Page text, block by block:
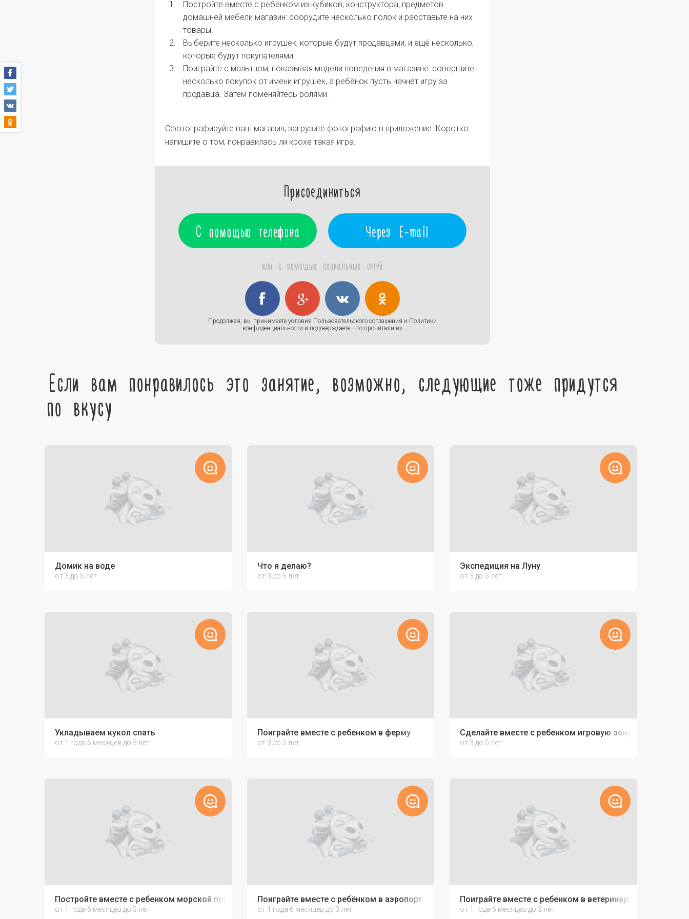
Постройте вместе с ребёнком из кубиков, конструктора, предметов
домашней мебели магазин: соорудите несколько полок и расставьте на них
товары.
Выберите несколько игрушек, которые будут продавцами, и ещё несколько,
которые будут покупателями.
Поиграйте с малышом, показывая модели поведения в магазине: совершите
несколько покупок от имени игрушек, а ребёнок пусть начнёт игру за
продавца. Затем поменяйтесь ролями.
Сфотографируйте ваш магазин, загрузите фотографию в приложение. Коротко
напишите о том, понравилась ли крохе такая игра.
Присоединиться
С помощью телефона Через E-mail
или с помощью социальных сетей
Продолжая, вы принимаете условия Пользовательского соглашения и Политики
конфиденциальности и подтверждаете, что прочитали их
Если вам понравилось это занятие, возможно, следующие тоже придутся
по вкусу
Домик на воде
от 3 до 5 лет
Что я делаю?
от 3 до 5 лет
Экспедиция на Луну
от 3 до 5 лет
Укладываем кукол спать
от 1 года 6 месяцев до 3 лет
Поиграйте вместе с ребенком в ферму
от 3 до 5 лет
Сделайте вместе с ребенком игровую зону "Антарктида"
от 3 до 5 лет
Постройте вместе с ребенком морской порт
от 1 года 6 месяцев до 3 лет
Поиграйте вместе с ребёнком в аэропорт
от 1 года 6 месяцев до 3 лет
Поиграйте вместе с ребенком в ветеринарную клинику
от 1 года 6 месяцев до 3 лет